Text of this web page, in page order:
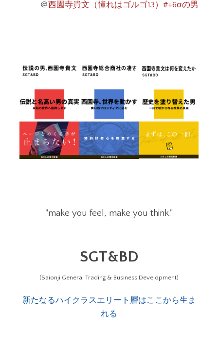
＠西園寺貴文（憧れはゴルゴ13）#+6σの男
"make you feel, make you think."
SGT&BD
(Saionji General Trading & Business Development)
新たなるハイクラスエリート層はここから生ま
れる